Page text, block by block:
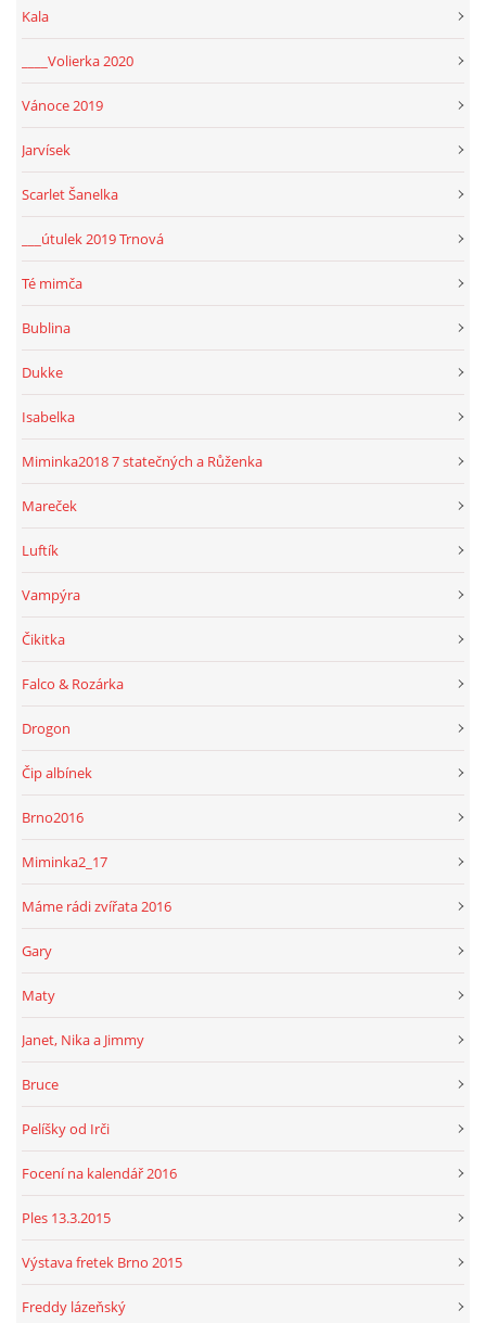
Kala
____Volierka 2020
Vánoce 2019
Jarvísek
Scarlet Šanelka
___útulek 2019 Trnová
Té mimča
Bublina
Dukke
Isabelka
Miminka2018 7 statečných a Růženka
Mareček
Luftík
Vampýra
Čikitka
Falco & Rozárka
Drogon
Čip albínek
Brno2016
Miminka2_17
Máme rádi zvířata 2016
Gary
Maty
Janet, Nika a Jimmy
Bruce
Pelíšky od Irči
Focení na kalendář 2016
Ples 13.3.2015
Výstava fretek Brno 2015
Freddy lázeňský